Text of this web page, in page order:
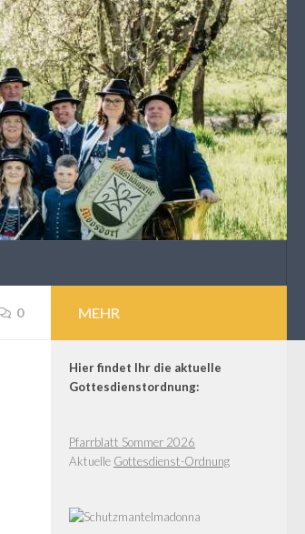
0 MEHR
Hier findet Ihr die aktuelle
Gottesdienstordnung:
Pfarrblatt Sommer 2026
Aktuelle Gottesdienst-Ordnung